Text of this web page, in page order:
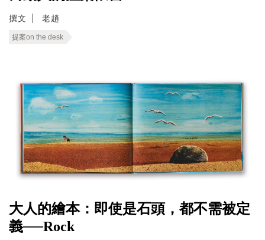
撰文 老趙
提案on the desk
大人的繪本：即使是石頭，都不需被定
義──Rock